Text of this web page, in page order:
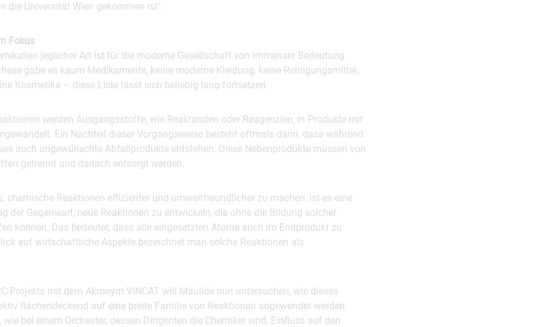
die Universität Wien gekommen ist".
Fokus
jeglicher Art ist für die moderne Gesellschaft von immenser Bedeutung.
gäbe es kaum Medikamente, keine moderne Kleidung, keine Reinigungsmittel,
Kosmetika – diese Liste lässt sich beliebig lang fortsetzen.
werden Ausgangsstoffe, wie Reaktanden oder Reagenzien, in Produkte mit
Ein Nachteil dieser Vorgangsweise besteht oftmals darin, dass während
auch ungewünschte Abfallprodukte entstehen. Diese Nebenprodukte müssen von
getrennt und danach entsorgt werden.
chemische Reaktionen effizienter und umweltfreundlicher zu machen, ist es eine
der Gegenwart, neue Reaktionen zu entwickeln, die ohne die Bildung solcher
können. Das bedeutet, dass alle eingesetzten Atome auch im Endprodukt zu
auf wirtschaftliche Aspekte bezeichnet man solche Reaktionen als
Projekts mit dem Akronym VINCAT will Maulide nun untersuchen, wie dieses
flächendeckend auf eine breite Familie von Reaktionen angewendet werden
wie bei einem Orchester, dessen Dirigenten die Chemiker sind, Einfluss auf den